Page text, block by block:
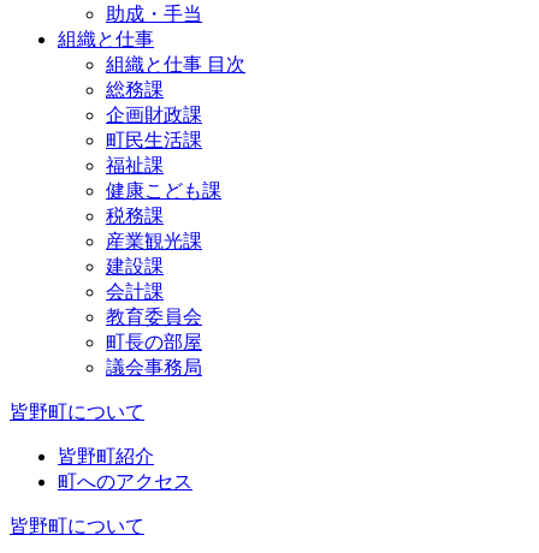
助成・手当
組織と仕事
組織と仕事 目次
総務課
企画財政課
町民生活課
福祉課
健康こども課
税務課
産業観光課
建設課
会計課
教育委員会
町長の部屋
議会事務局
皆野町について
皆野町紹介
町へのアクセス
皆野町について